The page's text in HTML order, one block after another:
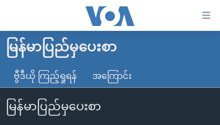
လွယ်ကူ
စေ
သည့်
Link
များ
မူလစာမျက်နှာ
မြန်မာ
ကမ္ဘာ့သတင်းများ
နိုင်ငံတကာ
ဗွီဒီယို
မြန်မာပြည်မှပေးစာ
ဗွီဒီယို ကြည့်ရှုရန် အကြောင်း
မြန်မာပြည်မှပေးစာ